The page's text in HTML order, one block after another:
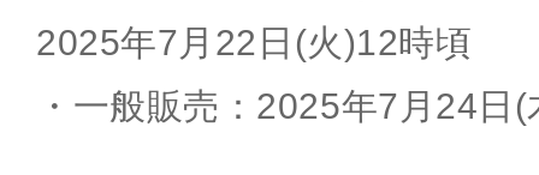
2025年7月22日(火)12時頃
・一般販売：2025年7月24日